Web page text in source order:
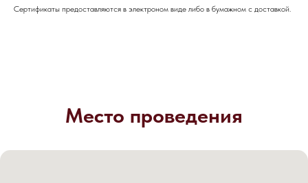
Сертификаты предоставляются в электроном виде либо в бумажном с доставкой.
Место проведения